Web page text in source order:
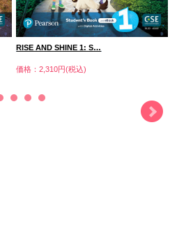
RISE AND SHINE 1: S…
価格：2,310円(税込)